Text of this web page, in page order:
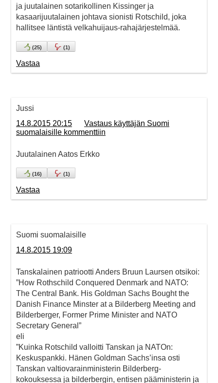
ja juutalainen sotarikollinen Kissinger ja
kasaarijuutalainen johtava sionisti Rotschild, joka
hallitsee läntistä velkahuijaus-rahajärjestelmää.
(25) (1)
Vastaa
Jussi
14.8.2015 20:15
Vastaus käyttäjän Suomi
suomalaisille kommenttiin
Juutalainen Aatos Erkko
(16) (1)
Vastaa
Suomi suomalaisille
14.8.2015 19:09
Tanskalainen patriootti Anders Bruun Laursen otsikoi:
”How Rothschild Conquered Denmark and NATO:
The Central Bank. His Goldman Sachs Bought the
Danish Finance Minster at a Bilderberg Meeting and
Bilderberger, Former Prime Minister and NATO
Secretary General”
eli
”Kuinka Rotschild valloitti Tanskan ja NATOn:
Keskuspankki. Hänen Goldman Sachs’insa osti
Tanskan valtiovarainministerin Bilderberg-
kokouksessa ja bilderbergin, entisen pääministerin ja